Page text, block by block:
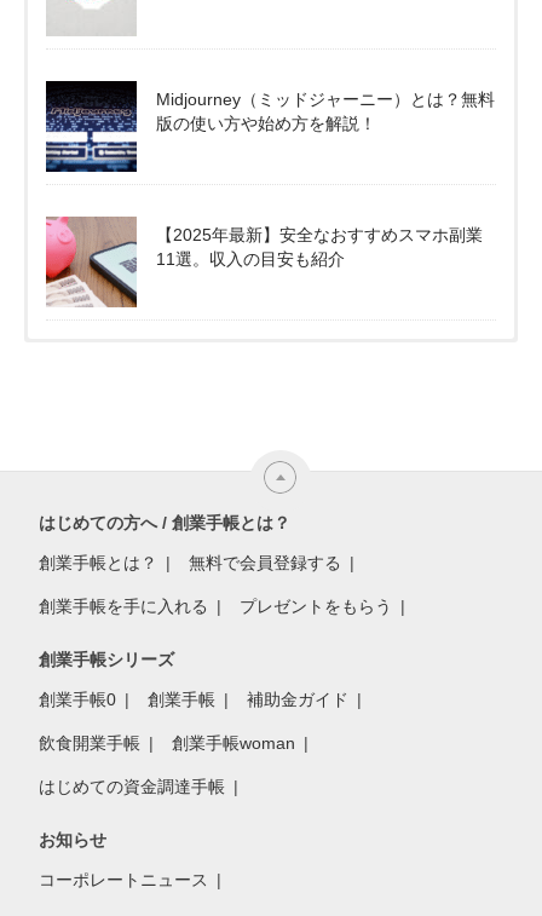
Midjourney（ミッドジャーニー）とは？無料
版の使い方や始め方を解説！
【2025年最新】安全なおすすめスマホ副業
11選。収入の目安も紹介
はじめての方へ / 創業手帳とは？
創業手帳とは？ 無料で会員登録する
創業手帳を手に入れる プレゼントをもらう
創業手帳シリーズ
創業手帳0 創業手帳 補助金ガイド
飲食開業手帳 創業手帳woman
はじめての資金調達手帳
お知らせ
コーポレートニュース